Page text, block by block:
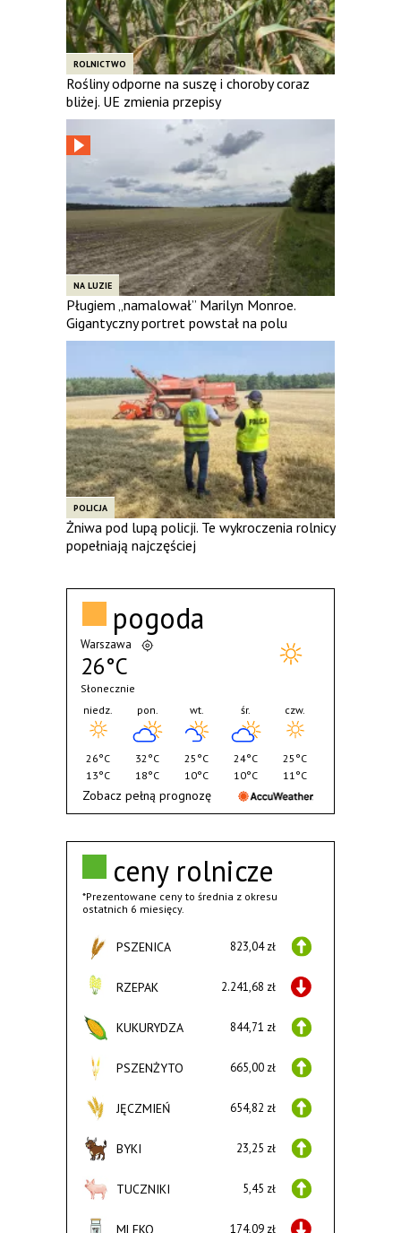
ROLNICTWO
Rośliny odporne na suszę i choroby coraz
bliżej. UE zmienia przepisy
NA LUZIE
Pługiem „namalował” Marilyn Monroe.
Gigantyczny portret powstał na polu
POLICJA
Żniwa pod lupą policji. Te wykroczenia rolnicy
popełniają najczęściej
ceny rolnicze
*Prezentowane ceny to średnia z okresu
ostatnich 6 miesięcy.
PSZENICA 823,04 zł
RZEPAK 2.241,68 zł
KUKURYDZA 844,71 zł
PSZENŻYTO 665,00 zł
JĘCZMIEŃ 654,82 zł
BYKI 23,25 zł
TUCZNIKI 5,45 zł
MLEKO 174,09 zł
pogoda
Warszawa
26°C
Słonecznie
niedz.
26°C
13°C
pon.
32°C
18°C
wt.
25°C
10°C
śr.
24°C
10°C
czw.
25°C
11°C
Zobacz pełną prognozę